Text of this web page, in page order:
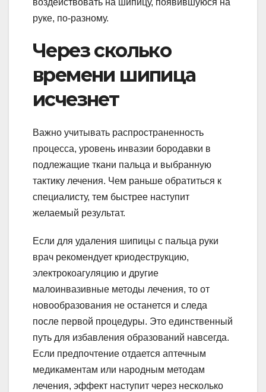
воздействовать на шипицу, появившуюся на
руке, по-разному.
Через сколько
времени шипица
исчезнет
Важно учитывать распространенность
процесса, уровень инвазии бородавки в
подлежащие ткани пальца и выбранную
тактику лечения. Чем раньше обратиться к
специалисту, тем быстрее наступит
желаемый результат.
Если для удаления шипицы с пальца руки
врач рекомендует криодеструкцию,
электрокоагуляцию и другие
малоинвазивные методы лечения, то от
новообразования не останется и следа
после первой процедуры. Это единственный
путь для избавления образований навсегда.
Если предпочтение отдается аптечным
медикаментам или народным методам
лечения, эффект наступит через несколько